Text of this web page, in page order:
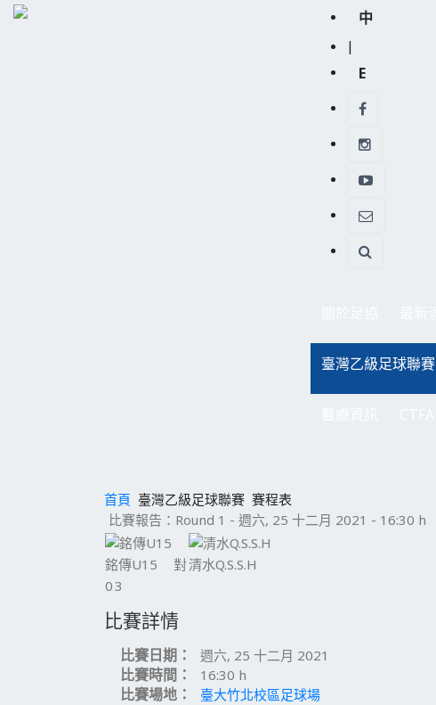
中
|
E
臺灣乙級足球聯賽
首頁 臺灣乙級足球聯賽 賽程表
比賽報告：Round 1 - 週六, 25 十二月 2021 - 16:30 h
銘傳U15 對清水Q.S.S.H
03
比賽詳情
比賽日期： 週六, 25 十二月 2021
比賽時間： 16:30 h
比賽場地： 臺大竹北校區足球場